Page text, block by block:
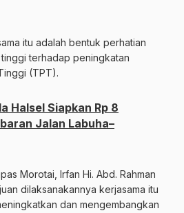
itu adalah bentuk perhatian
terhadap peningkatan
(TPT).
Halsel Siapkan Rp 8
Jalan Labuha–
Morotai, Irfan Hi. Abd. Rahman
dilaksanakannya kerjasama itu
dan mengembangkan